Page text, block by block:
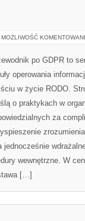
MOŻLIWOŚĆ
po GDPR to
operowania
w życie RODO.
o praktykach w
za
jednocześnie
wewnętrzne. W
[…]